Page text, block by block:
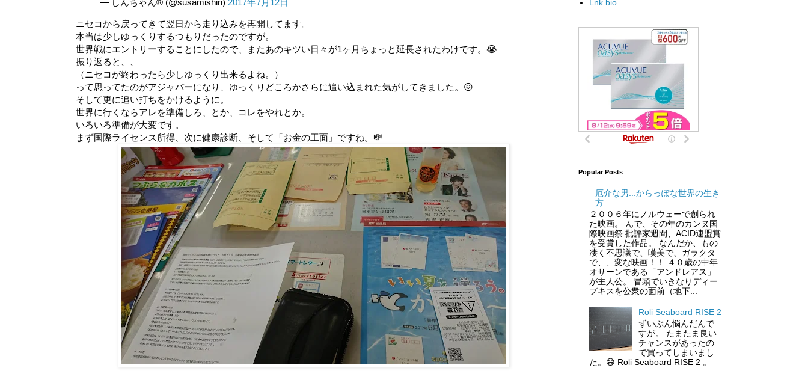
ニセコから戻ってきて翌日から走り込みを再開してます。
本当は少しゆっくりするつもりだったのですが。
世界戦にエントリーすることにしたので、またあのキツい日々が1ヶ月ちょっと延長されたわけです。😭
振り返ると、、
（ニセコが終わったら少しゆっくり出来るよね。）
って思ってたのがアジャパーになり、ゆっくりどころかさらに追い込まれた気がしてきました。😖
そして更に追い打ちをかけるように。
世界に行くならアレを準備しろ、とか、コレをやれとか。
いろいろ準備が大変です。
まず国際ライセンス所得、次に健康診断、そして「お金の工面」ですね。💸
Lnk.bio
Popular Posts
厄介な男...からっぽな世界の生き
方
２００６年にノルウェーで創られ
た映画。 んで、その年のカンヌ国
際映画祭 批評家週間、ACID連盟賞
を受賞した作品。 なんだか、もの
凄く不思議で、嘆美で、ガラクタ
で、、変な映画！！ ４０歳の中年
オサーンである「アンドレアス」
が主人公。 冒頭でいきなりディー
プキスを公衆の面前（地下...
Roli Seaboard RISE 2
ずいぶん悩んだんで
すが。 たまたま良い
チャンスがあったの
で買ってしまいまし
た。😅 Roli Seaboard RISE 2 。